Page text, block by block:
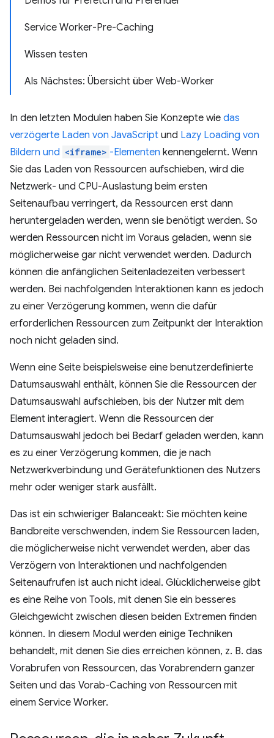
Service Worker-Pre-Caching
Wissen testen
Als Nächstes: Übersicht über Web-Worker
In den letzten Modulen haben Sie Konzepte wie das
verzögerte Laden von JavaScript und Lazy Loading von
Bildern und <iframe> -Elementen kennengelernt. Wenn
Sie das Laden von Ressourcen aufschieben, wird die
Netzwerk- und CPU-Auslastung beim ersten
Seitenaufbau verringert, da Ressourcen erst dann
heruntergeladen werden, wenn sie benötigt werden. So
werden Ressourcen nicht im Voraus geladen, wenn sie
möglicherweise gar nicht verwendet werden. Dadurch
können die anfänglichen Seitenladezeiten verbessert
werden. Bei nachfolgenden Interaktionen kann es jedoch
zu einer Verzögerung kommen, wenn die dafür
erforderlichen Ressourcen zum Zeitpunkt der Interaktion
noch nicht geladen sind.
Wenn eine Seite beispielsweise eine benutzerdefinierte
Datumsauswahl enthält, können Sie die Ressourcen der
Datumsauswahl aufschieben, bis der Nutzer mit dem
Element interagiert. Wenn die Ressourcen der
Datumsauswahl jedoch bei Bedarf geladen werden, kann
es zu einer Verzögerung kommen, die je nach
Netzwerkverbindung und Gerätefunktionen des Nutzers
mehr oder weniger stark ausfällt.
Das ist ein schwieriger Balanceakt: Sie möchten keine
Bandbreite verschwenden, indem Sie Ressourcen laden,
die möglicherweise nicht verwendet werden, aber das
Verzögern von Interaktionen und nachfolgenden
Seitenaufrufen ist auch nicht ideal. Glücklicherweise gibt
es eine Reihe von Tools, mit denen Sie ein besseres
Gleichgewicht zwischen diesen beiden Extremen finden
können. In diesem Modul werden einige Techniken
behandelt, mit denen Sie dies erreichen können, z. B. das
Vorabrufen von Ressourcen, das Vorabrendern ganzer
Seiten und das Vorab-Caching von Ressourcen mit
einem Service Worker.